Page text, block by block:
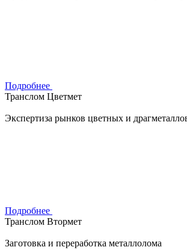
Подробнее
Транслом Цветмет
Экспертиза рынков цветных и
Подробнее
Транслом Втормет
Заготовка и переработка металлолома